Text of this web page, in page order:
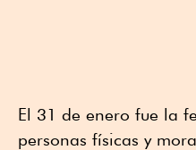
El 31 de enero fue la
personas físicas y